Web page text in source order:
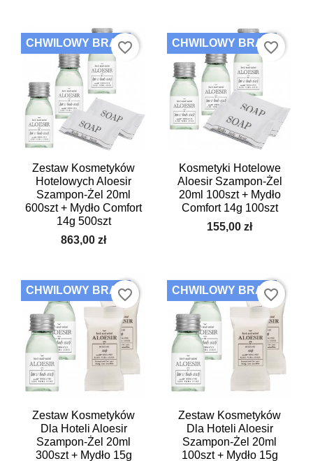
Zestaw Kosmetyków
Hotelowych Aloesir
Szampon-Żel 20ml
600szt + Mydło Comfort
14g 500szt
863,00 zł
CHWILOWY BRAKfavorite_border
Kosmetyki Hotelowe
Aloesir Szampon-Żel
20ml 100szt + Mydło
Comfort 14g 100szt
155,00 zł
CHWILOWY BRAKfavorite_border
Zestaw Kosmetyków
Dla Hoteli Aloesir
Szampon-Żel 20ml
300szt + Mydło 15g
CHWILOWY BRAKfavorite_border
Zestaw Kosmetyków
Dla Hoteli Aloesir
Szampon-Żel 20ml
100szt + Mydło 15g
CHWILOWY BRAKfavorite_border